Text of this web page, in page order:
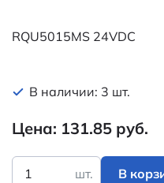
RQU5015MS 24VDC
В наличии: 3 шт.
Цена: 131.85 руб.
шт. В